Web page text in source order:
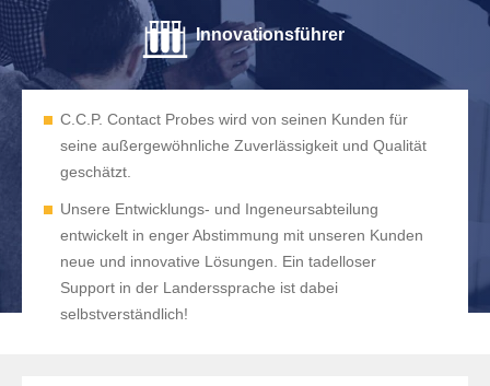
Innovationsführer
C.C.P. Contact Probes wird von seinen Kunden für
seine außergewöhnliche Zuverlässigkeit und Qualität
geschätzt.
Unsere Entwicklungs- und Ingeneursabteilung
entwickelt in enger Abstimmung mit unseren Kunden
neue und innovative Lösungen. Ein tadelloser
Support in der Landerssprache ist dabei
selbstverständlich!